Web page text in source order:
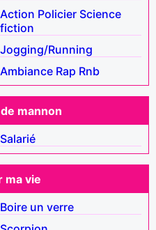
Action Policier Science
fiction
Jogging/Running
Ambiance Rap Rnb
mannon
Salarié
ma vie
Boire un verre